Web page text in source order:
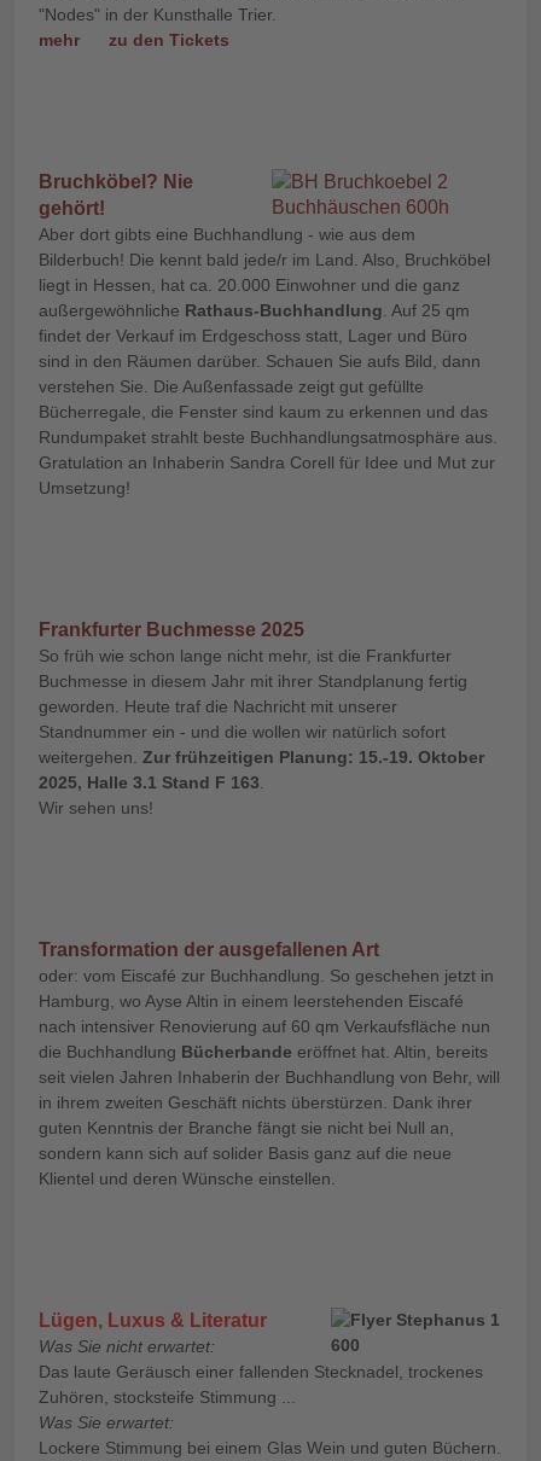
"Nodes" in der Kunsthalle Trier.
mehr
zu den Tickets
Bruchköbel? Nie
gehört!
Aber dort gibts eine Buchhandlung - wie aus dem
Bilderbuch! Die kennt bald jede/r im Land. Also, Bruchköbel
liegt in Hessen, hat ca. 20.000 Einwohner und die ganz
außergewöhnliche Rathaus-Buchhandlung . Auf 25 qm
findet der Verkauf im Erdgeschoss statt, Lager und Büro
sind in den Räumen darüber. Schauen Sie aufs Bild, dann
verstehen Sie. Die Außenfassade zeigt gut gefüllte
Bücherregale, die Fenster sind kaum zu erkennen und das
Rundumpaket strahlt beste Buchhandlungsatmosphäre aus.
Gratulation an Inhaberin Sandra Corell für Idee und Mut zur
Umsetzung!
Frankfurter Buchmesse 2025
So früh wie schon lange nicht mehr, ist die Frankfurter
Buchmesse in diesem Jahr mit ihrer Standplanung fertig
geworden. Heute traf die Nachricht mit unserer
Standnummer ein - und die wollen wir natürlich sofort
weitergehen. Zur frühzeitigen Planung: 15.-19. Oktober
2025, Halle 3.1 Stand F 163
Wir sehen uns!
Transformation der ausgefallenen Art
oder: vom Eiscafé zur Buchhandlung. So geschehen jetzt in
Hamburg, wo Ayse Altin in einem leerstehenden Eiscafé
nach intensiver Renovierung auf 60 qm Verkaufsfläche nun
die Buchhandlung Bücherbande eröffnet hat. Altin, bereits
seit vielen Jahren Inhaberin der Buchhandlung von Behr, will
in ihrem zweiten Geschäft nichts überstürzen. Dank ihrer
guten Kenntnis der Branche fängt sie nicht bei Null an,
sondern kann sich auf solider Basis ganz auf die neue
Klientel und deren Wünsche einstellen.
Lügen, Luxus & Literatur
Was Sie nicht erwartet:
Das laute Geräusch einer fallenden Stecknadel, trockenes
Zuhören, stocksteife Stimmung ...
Was Sie erwartet:
Lockere Stimmung bei einem Glas Wein und guten Büchern.